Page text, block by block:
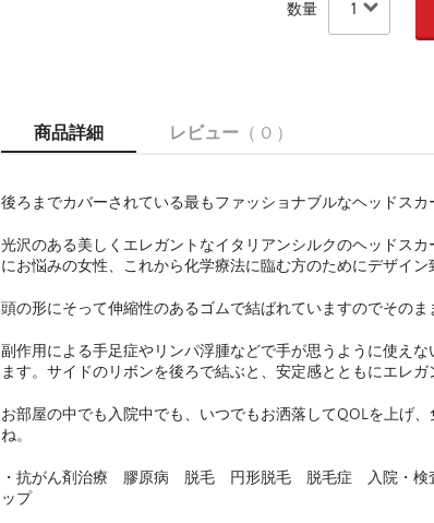
数量
商品詳細 レビュー （ 0 ）
後ろまでカバーされている最もファッショナブルなヘッドスカ
光沢のある美しくエレガントなイタリアンシルクのヘッドス
にお悩みの女性、これから化学療法に臨む方のためにデザイン
頭の形にそって伸縮性のあるゴムで結ばれていますのでそのま
副作用による手足症やリンパ浮腫などで手が思うように使えな
ます。サイドのリボンを後ろで結ぶと、安定感とともにエレガ
お部屋の中でも入院中でも、いつでもお洒落してQOLを上げ
ね。
・抗がん剤治療 膠原病 脱毛 円形脱毛 脱毛症 入院・検
ップ